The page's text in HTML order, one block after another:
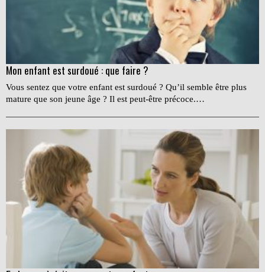
Mon enfant est surdoué : que faire ?
Vous sentez que votre enfant est surdoué ? Qu’il semble être plus
mature que son jeune âge ? Il est peut-être précoce.…